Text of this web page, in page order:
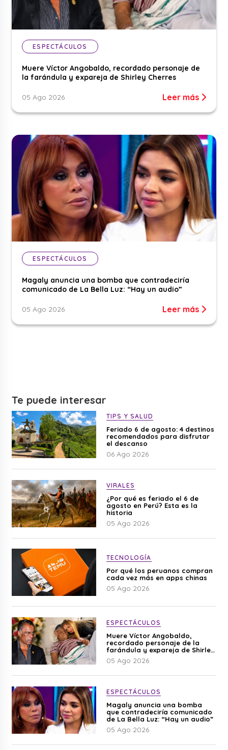
ESPECTÁCULOS
Muere Víctor Angobaldo, recordado personaje de
la farándula y expareja de Shirley Cherres
05 Ago 2026 Leer más
ESPECTÁCULOS
Magaly anuncia una bomba que contradeciría
comunicado de La Bella Luz: “Hay un audio”
05 Ago 2026 Leer más
Te puede interesar
TIPS Y SALUD
Feriado 6 de agosto: 4 destinos
recomendados para disfrutar
el descanso
06 Ago 2026
VIRALES
¿Por qué es feriado el 6 de
agosto en Perú? Esta es la
historia
05 Ago 2026
TECNOLOGÍA
Por qué los peruanos compran
cada vez más en apps chinas
05 Ago 2026
ESPECTÁCULOS
Muere Víctor Angobaldo,
recordado personaje de la
farándula y expareja de Shirley
Cherres
05 Ago 2026
ESPECTÁCULOS
Magaly anuncia una bomba
que contradeciría comunicado
de La Bella Luz: “Hay un audio”
05 Ago 2026